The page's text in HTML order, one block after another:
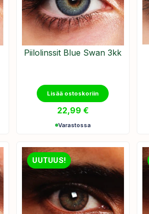
Piilolinssit Blue Swan 3kk
Lisää ostoskoriin
22,99 €
Varastossa
UUTUUS!